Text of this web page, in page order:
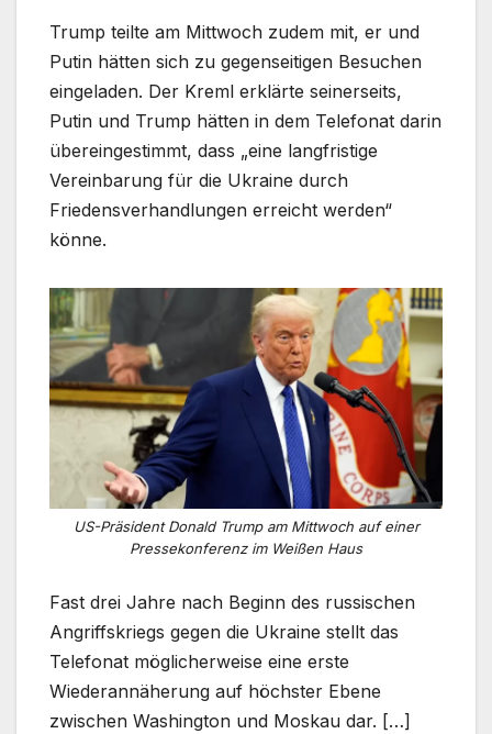
Trump teilte am Mittwoch zudem mit, er und
Putin hätten sich zu gegenseitigen Besuchen
eingeladen. Der Kreml erklärte seinerseits,
Putin und Trump hätten in dem Telefonat darin
übereingestimmt, dass „eine langfristige
Vereinbarung für die Ukraine durch
Friedensverhandlungen erreicht werden“
könne.
US-Präsident Donald Trump am Mittwoch auf einer
Pressekonferenz im Weißen Haus
Fast drei Jahre nach Beginn des russischen
Angriffskriegs gegen die Ukraine stellt das
Telefonat möglicherweise eine erste
Wiederannäherung auf höchster Ebene
zwischen Washington und Moskau dar. […]